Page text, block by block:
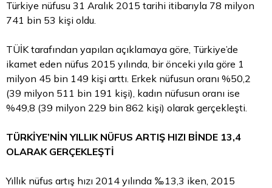
Türkiye nüfusu 31 Aralık 2015 tarihi itibarıyla 78 milyon
741 bin 53 kişi oldu.
TÜİK tarafından yapılan açıklamaya göre, Türkiye’de
ikamet eden nüfus 2015 yılında, bir önceki yıla göre 1
milyon 45 bin 149 kişi arttı. Erkek nüfusun oranı %50,2
(39 milyon 511 bin 191 kişi), kadın nüfusun oranı ise
%49,8 (39 milyon 229 bin 862 kişi) olarak gerçekleşti.
TÜRKİYE’NİN YILLIK NÜFUS ARTIŞ HIZI BİNDE 13,4
OLARAK GERÇEKLEŞTİ
Yıllık nüfus artış hızı 2014 yılında ‰13,3 iken, 2015